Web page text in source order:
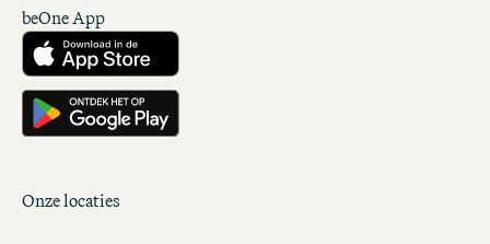
beOne App
Downloaden vanuit de App Store
Downloaden vanuit Google Play
Onze locaties